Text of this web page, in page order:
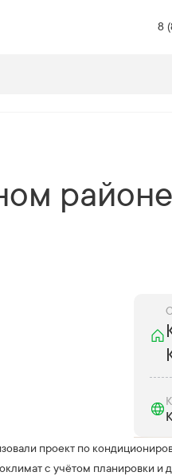
8
проект по
с учётом планировки и